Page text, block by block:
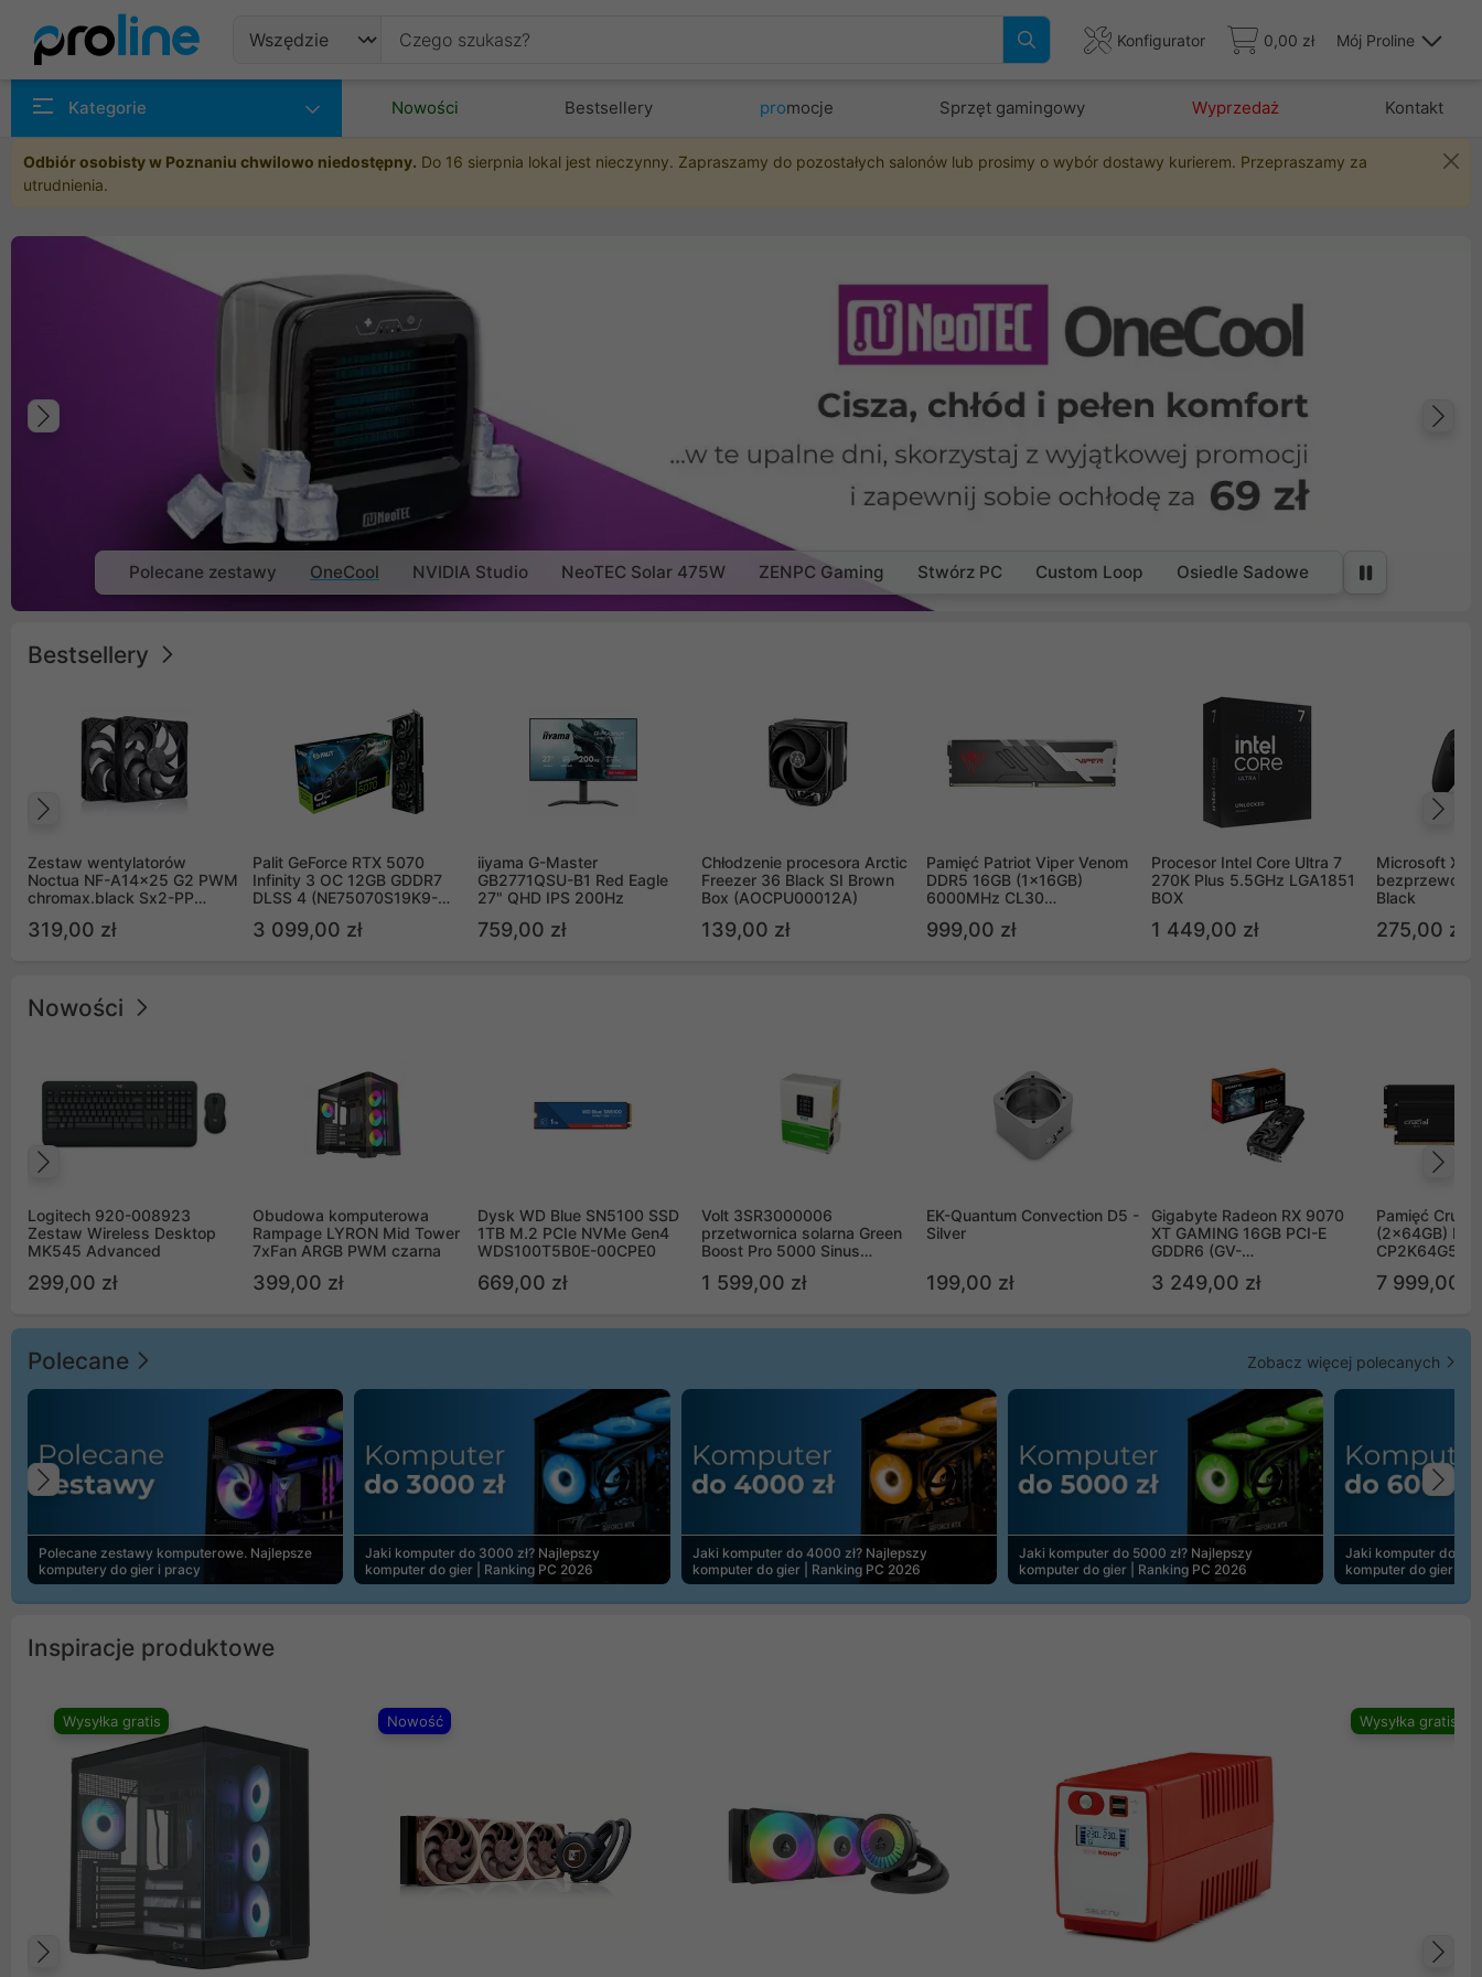
Konfigurator 0,00 zł Mój Proline
Kategorie Nowości Bestsellery promocje Sprzęt gamingowy Wyprzedaż Kontakt
Odbiór osobisty w Poznaniu chwilowo niedostępny. Do 16 sierpnia lokal jest nieczynny. Zapraszamy do pozostałych salonów lub prosimy o wybór dostawy kurierem. Przepraszamy za
utrudnienia.
Poprzedni
Polecane zestawy OneCool NVIDIA Studio NeoTEC Solar 475W ZENPC Gaming Stwórz PC Custom Loop Osiedle Sadowe
Bestsellery
Zestaw wentylatorów
Noctua NF-A14x25 G2 PWM
chromax.black Sx2-PP
(2szt)
319,00 zł
Palit GeForce RTX 5070
Infinity 3 OC 12GB GDDR7
DLSS 4 (NE75070S19K9-
3 099,00 zł
iiyama G-Master
GB2771QSU-B1 Red Eagle
27" QHD IPS 200Hz
759,00 zł
Chłodzenie procesora Arctic
Freezer 36 Black SI Brown
Box (AOCPU00012A)
139,00 zł
Pamięć Patriot Viper Venom
DDR5 16GB (1x16GB)
6000MHz CL30
999,00 zł
Procesor Intel Core Ultra 7
270K Plus 5.5GHz LGA1851
BOX
1 449,00 zł
Microsoft
Black
275,00 zł
Nowości
Logitech 920-008923
Zestaw Wireless Desktop
MK545 Advanced
299,00 zł
Obudowa komputerowa
Rampage LYRON Mid Tower
7xFan ARGB PWM czarna
399,00 zł
Dysk WD Blue SN5100 SSD
1TB M.2 PCIe NVMe Gen4
WDS100T5B0E-00CPE0
669,00 zł
Volt 3SR3000006
przetwornica solarna Green
Boost Pro 5000 Sinus
1 599,00 zł
EK-Quantum Convection D5 -
Silver
199,00 zł
Gigabyte Radeon RX 9070
XT GAMING 16GB PCI-E
GDDR6 (GV-
3 249,00 zł
Pamięć
(2x64GB)
7 999,00 zł
Polecane Zobacz więcej polecanych
Polecane zestawy komputerowe. Najlepsze
komputery do gier i pracy
Jaki komputer do 3000 zł? Najlepszy
komputer do gier | Ranking PC 2026
Jaki komputer do 4000 zł? Najlepszy
komputer do gier | Ranking PC 2026
Jaki komputer do 5000 zł? Najlepszy
komputer do gier | Ranking PC 2026
Jaki komputer do
komputer do gier |
Poprzedni
Inspiracje produktowe
Wysyłka gratis Nowość Wysyłka gratis